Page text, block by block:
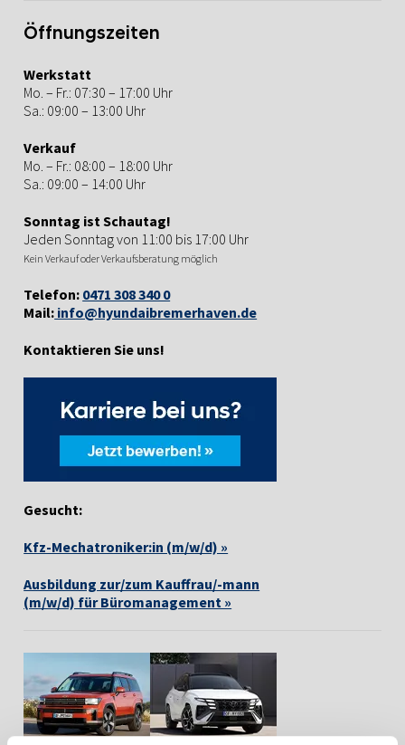
Öffnungszeiten
Werkstatt
Mo. – Fr.: 07:30 – 17:00 Uhr
Sa.: 09:00 – 13:00 Uhr
Verkauf
Mo. – Fr.: 08:00 – 18:00 Uhr
Sa.: 09:00 – 14:00 Uhr
Sonntag ist Schautag!
Jeden Sonntag von 11:00 bis 17:00 Uhr
Kein Verkauf oder Verkaufsberatung möglich
Telefon: 0471 308 340 0
Mail: info@hyundaibremerhaven.de
Kontaktieren Sie uns!
Gesucht:
Kfz-Mechatroniker:in (m/w/d) »
Ausbildung zur/zum Kauffrau/-mann
(m/w/d) für Büromanagement »